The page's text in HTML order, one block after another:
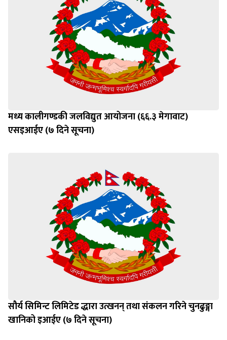
मध्य कालीगण्डकी जलविद्युत आयोजना (६६.३ मेगावाट)
एसइआईए (७ दिने सूचना)
सौर्य सिमिन्ट लिमिटेड द्धारा उत्खनन् तथा संकलन गरिने चुनढुङ्गा
खानिको इआईए (७ दिने सूचना)